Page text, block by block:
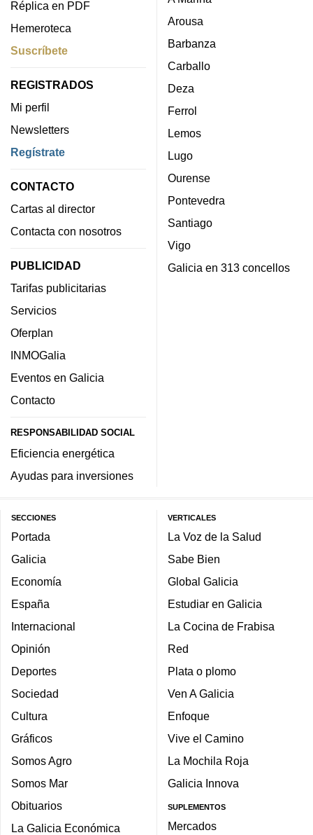
Réplica en PDF
Hemeroteca
Suscríbete
REGISTRADOS
Mi perfil
Newsletters
Regístrate
CONTACTO
Cartas al director
Contacta con nosotros
PUBLICIDAD
Tarifas publicitarias
Servicios
Oferplan
INMOGalia
Eventos en Galicia
Contacto
RESPONSABILIDAD SOCIAL
Eficiencia energética
Ayudas para inversiones
Arousa
Barbanza
Carballo
Deza
Ferrol
Lemos
Lugo
Ourense
Pontevedra
Santiago
Vigo
Galicia en 313 concellos
SECCIONES
Portada
Galicia
Economía
España
Internacional
Opinión
Deportes
Sociedad
Cultura
Gráficos
Somos Agro
Somos Mar
Obituarios
La Galicia Económica
VERTICALES
La Voz de la Salud
Sabe Bien
Global Galicia
Estudiar en Galicia
La Cocina de Frabisa
Red
Plata o plomo
Ven A Galicia
Enfoque
Vive el Camino
La Mochila Roja
Galicia Innova
SUPLEMENTOS
Mercados